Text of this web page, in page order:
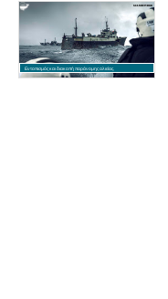
Εντοπισμός και διακοπή παράνομης αλιείας.